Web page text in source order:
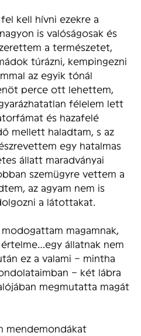
kell hívni ezekre a
is valóságosak és
a természetet,
túrázni, kempingezni
az egyik tónál
perce ott lehettem,
félelem lett
és hazafelé
mellett haladtam, s az
egy hatalmas
állatt maradványai
szemügyre vettem a
az agyam nem is
a látottakat.
magamnak,
állatnak nem
ez a valami – mintha
– két lábra
megmutatta magát
mendemondákat